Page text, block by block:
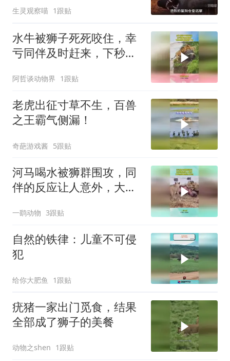
生灵观察喵 1跟贴
水牛被狮子死死咬住，幸
亏同伴及时赶来，下秒雄
阿哲谈动物界 1跟贴
老虎出征寸草不生，百兽
之王霸气侧漏！
奇葩游戏酱 5跟贴
河马喝水被狮群围攻，同
伴的反应让人意外，大自
一鹞动物 3跟贴
自然的铁律：儿童不可侵
犯
给你大肥鱼 1跟贴
疣猪一家出门觅食，结果
全部成了狮子的美餐
动物之shen 1跟贴